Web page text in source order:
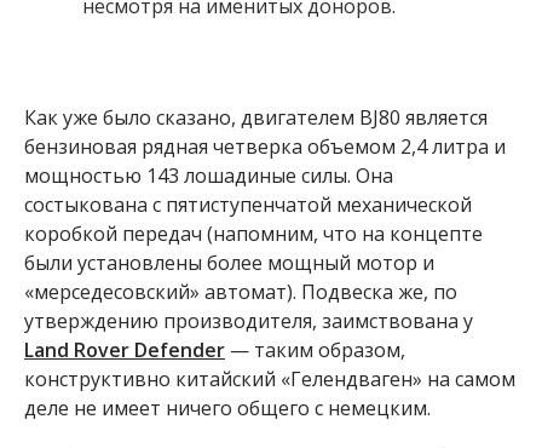
несмотря на именитых доноров.
Как уже было сказано, двигателем BJ80 является
бензиновая рядная четверка объемом 2,4 литра и
мощностью 143 лошадиные силы. Она
состыкована с пятиступенчатой механической
коробкой передач (напомним, что на концепте
были установлены более мощный мотор и
«мерседесовский» автомат). Подвеска же, по
утверждению производителя, заимствована у
Land Rover Defender — таким образом,
конструктивно китайский «Гелендваген» на самом
деле не имеет ничего общего с немецким.